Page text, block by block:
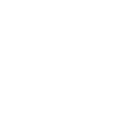
При этом
требованиям.
по подготовке кадров,